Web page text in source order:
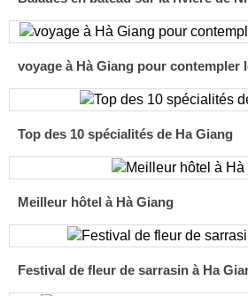
voyage à Hà Giang pour contempler
Top des 10 spécialités de Ha Giang
Meilleur hôtel à Hà Giang
Festival de fleur de sarrasin à Ha